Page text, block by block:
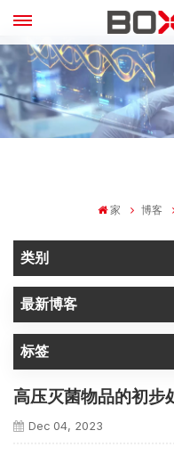
家 博客
类别
最新博客
标签
高压灭菌物品的初步
Dec 04, 2023